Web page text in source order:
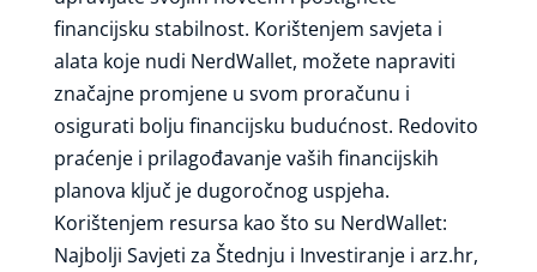
financijsku stabilnost. Korištenjem savjeta i
alata koje nudi NerdWallet, možete napraviti
značajne promjene u svom proračunu i
osigurati bolju financijsku budućnost. Redovito
praćenje i prilagođavanje vaših financijskih
planova ključ je dugoročnog uspjeha.
Korištenjem resursa kao što su NerdWallet:
Najbolji Savjeti za Štednju i Investiranje i arz.hr,